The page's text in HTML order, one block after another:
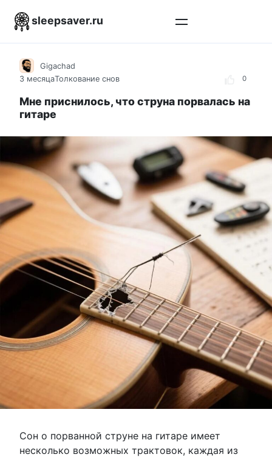
sleepsaver.ru
0
Gigachad
3 месяцаТолкование снов
Мне приснилось, что струна порвалась на
гитаре
Сон о порванной струне на гитаре имеет
несколько возможных трактовок, каждая из